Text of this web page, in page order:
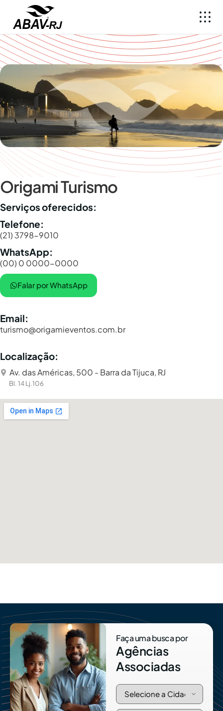
Origami Turismo
Serviços oferecidos:
Telefone:
(21) 3798-9010
WhatsApp:
(00) 0 0000-0000
Falar por WhatsApp
Email:
turismo@origamieventos.com.br
Localização:
Av. das Américas, 500 - Barra da Tijuca, RJ
Bl. 14 Lj.106
Faça uma busca por
Agências
Associadas